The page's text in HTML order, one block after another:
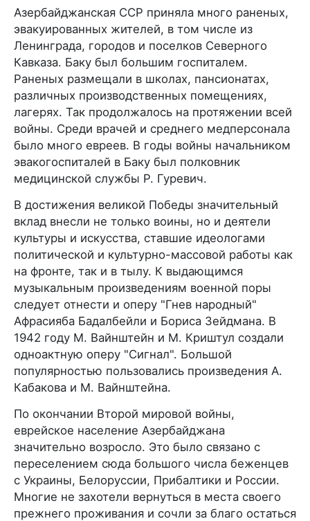
Азербайджанская ССР приняла много раненых,
эвакуированных жителей, в том числе из
Ленинграда, городов и поселков Северного
Кавказа. Баку был большим госпиталем.
Раненых размещали в школах, пансионатах,
различных производственных помещениях,
лагерях. Так продолжалось на протяжении всей
войны. Среди врачей и среднего медперсонала
было много евреев. В годы войны начальником
эвакогоспиталей в Баку был полковник
медицинской службы Р. Гуревич.
В достижения великой Победы значительный
вклад внесли не только воины, но и деятели
культуры и искусства, ставшие идеологами
политической и культурно-массовой работы как
на фронте, так и в тылу. К выдающимся
музыкальным произведениям военной поры
следует отнести и оперу "Гнев народный"
Афрасияба Бадалбейли и Бориса Зейдмана. В
1942 году М. Вайнштейн и М. Криштул создали
одноактную оперу "Сигнал". Большой
популярностью пользовались произведения А.
Кабакова и М. Вайнштейна.
По окончании Второй мировой войны,
еврейское население Азербайджана
значительно возросло. Это было связано с
переселением сюда большого числа беженцев
с Украины, Белоруссии, Прибалтики и России.
Многие не захотели вернуться в места своего
прежнего проживания и сочли за благо остаться